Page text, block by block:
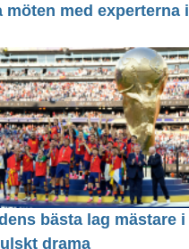
möten med experterna i
bästa lag mästare i
drama